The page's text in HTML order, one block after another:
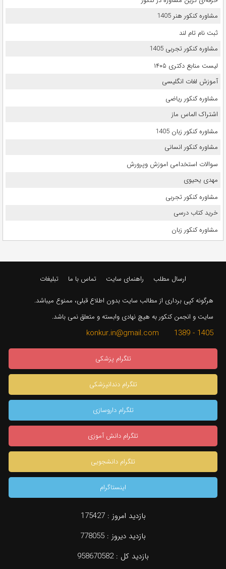
مشاوره کنکور هنر 1405
ثبت نام تام لند
مشاوره کنکور تجربی 1405
لیست منابع دکتری ۱۴۰۵
آموزش لغات انگلیسی
مشاوره کنکور ریاضی
اشتراک الماس ماز
مشاوره کنکور زبان 1405
مشاوره کنکور انسانی
سوالات استخدامی اموزش وپرورش
مهدی یحیوی
مشاوره کنکور تجربی
خرید کتاب درسی
مشاوره کنکور زبان
ارسال مطلب راهنمای سایت تماس با ما تبلیغات
هرگونه کپی برداری از مطالب سایت بدون اطلاع قبلی، ممنوع میباشد.
سایت و انجمن کنکور به هیچ نهادی وابسته و متعلق نمی باشد.
1405 - 1389 konkur.in@gmail.com
تلگرام پزشکی
تلگرام دندانپزشکی
تلگرام داروسازی
تلگرام دانش آموزی
تلگرام دانشجویی
اینستاگرام
بازدید امروز :175427
بازدید دیروز : 778055
بازدید کل :958670582